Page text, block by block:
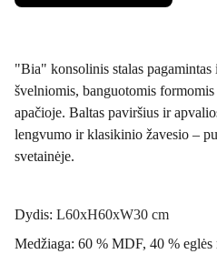
"Bia" konsolinis stalas
švelniomis, banguotomis
apačioje. Baltas paviršius ir
lengvumo ir klasikinio žavesio –
svetainėje.
Dydis: L60xH60xW30 cm
Medžiaga: 60 % MDF, 40 % eglės